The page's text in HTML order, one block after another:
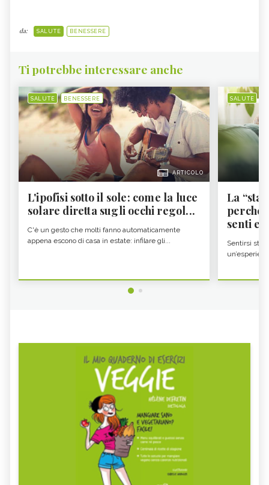
da: SALUTE BENESSERE
Ti potrebbe interessare anche
SALUTE BENESSERE
ARTICOLO
L'ipofisi sotto il sole: come la luce
solare diretta sugli occhi regol...
C'è un gesto che molti fanno automaticamente
appena escono di casa in estate: infilare gli...
SALUTE
La
perché
senti
Sentirsi